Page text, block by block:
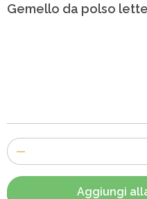
Gemello da polso
Numero
di
articoli
Aggiungi